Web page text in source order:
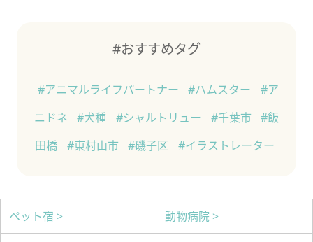
#おすすめタグ
#アニマルライフパートナー #ハムスター
#ア
ニドネ
#犬種 #シャルトリュー #千葉市 #飯
田橋
#東村山市 #磯子区 #イラストレーター
ペット宿 > 動物病院 >